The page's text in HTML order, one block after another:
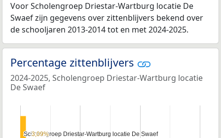
Voor Scholengroep Driestar-Wartburg locatie De
Swaef zijn gegevens over zittenblijvers bekend over
de schooljaren 2013-2014 tot en met 2024-2025.
Percentage zittenblijvers
2024-2025, Scholengroep Driestar-Wartburg locatie
De Swaef
Scholengroep Driestar-Wartburg locatie De Swaef
Scholengroep Driestar-Wartburg locatie De Swaef
3,09%
3,09%